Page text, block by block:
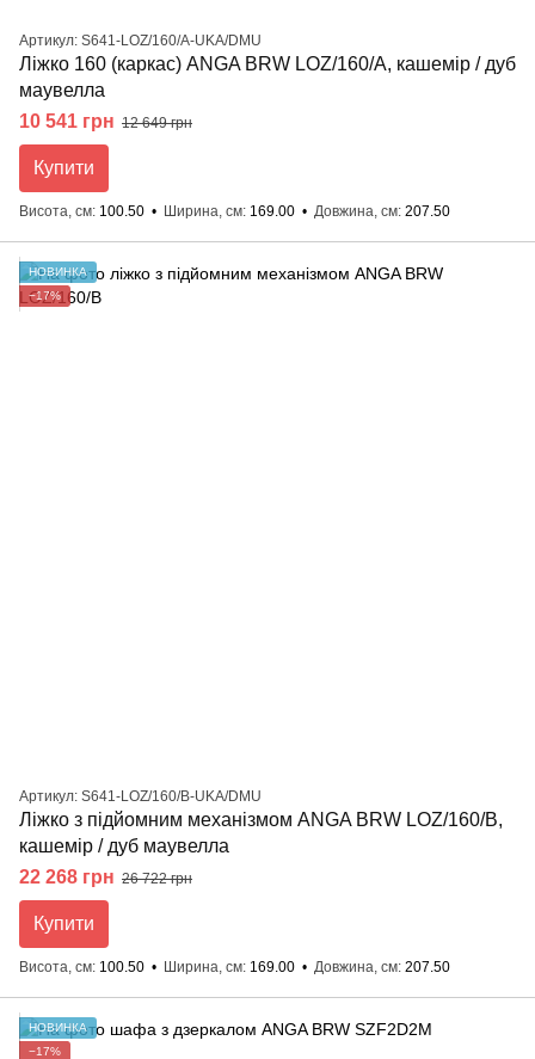
Артикул: S641-LOZ/160/A-UKA/DMU
Ліжко 160 (каркас) ANGA BRW LOZ/160/A, кашемір / дуб
маувелла
10 541 грн 12 649 грн
Купити
Висота, см 100.50 Ширина, см 169.00 Довжина, см 207.50
НОВИНКА
−17%
Артикул: S641-LOZ/160/B-UKA/DMU
Ліжко з підйомним механізмом ANGA BRW LOZ/160/B,
кашемір / дуб маувелла
22 268 грн 26 722 грн
Купити
Висота, см 100.50 Ширина, см 169.00 Довжина, см 207.50
НОВИНКА
−17%